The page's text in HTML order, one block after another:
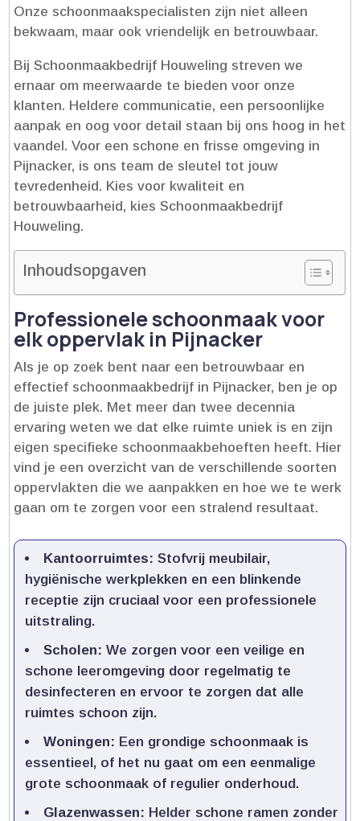
Onze schoonmaakspecialisten zijn niet alleen
bekwaam, maar ook vriendelijk en betrouwbaar.​
Bij Schoonmaakbedrijf Houweling streven we
ernaar om meerwaarde te bieden voor onze
klanten.​ Heldere communicatie, een persoonlijke
aanpak en oog voor detail staan bij ons hoog in het
vaandel.​ Voor een schone en frisse omgeving in
Pijnacker, is ons team de sleutel tot jouw
tevredenheid.​ Kies voor kwaliteit en
betrouwbaarheid, kies Schoonmaakbedrijf
Houweling.​
Inhoudsopgaven
Professionele schoonmaak voor
elk oppervlak in Pijnacker
Als je op zoek bent naar een betrouwbaar en
effectief schoonmaakbedrijf in Pijnacker, ben je op
de juiste plek.​ Met meer dan twee decennia
ervaring weten we dat elke ruimte uniek is en zijn
eigen specifieke schoonmaakbehoeften heeft.​ Hier
vind je een overzicht van de verschillende soorten
oppervlakten die we aanpakken en hoe we te werk
gaan om te zorgen voor een stralend resultaat.​
Kantoorruimtes: Stofvrij meubilair,
hygiënische werkplekken en een blinkende
receptie zijn cruciaal voor een professionele
uitstraling.​
Scholen: We zorgen voor een veilige en
schone leeromgeving door regelmatig te
desinfecteren en ervoor te zorgen dat alle
ruimtes schoon zijn.​
Woningen: Een grondige schoonmaak is
essentieel, of het nu gaat om een eenmalige
grote schoonmaak of regulier onderhoud.​
Glazenwassen: Helder schone ramen zonder